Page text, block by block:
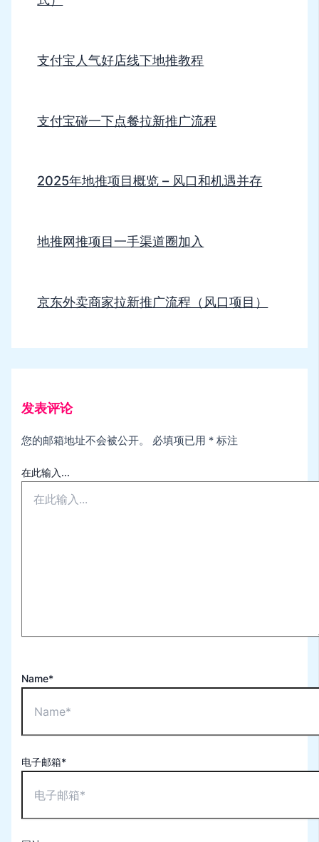
支付宝人气好店线下地推教程
支付宝碰一下点餐拉新推广流程
2025年地推项目概览 – 风口和机遇并存
地推网推项目一手渠道圈加入
京东外卖商家拉新推广流程（风口项目）
发表评论
您的邮箱地址不会被公开。 必填项已用 * 标注
在此输入...
Name*
电子邮箱*